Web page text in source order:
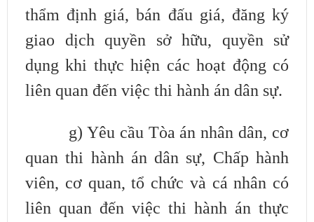
thẩm định giá, bán đấu giá, đăng ký
giao dịch quyền sở hữu, quyền sử
dụng khi thực hiện các hoạt động có
liên quan đến việc thi hành án dân sự.
g) Yêu cầu Tòa án nhân dân, cơ
quan thi hành án dân sự, Chấp hành
viên, cơ quan, tổ chức và cá nhân có
liên quan đến việc thi hành án thực